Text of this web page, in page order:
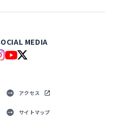
MEDIA
アクセス
サイトマップ